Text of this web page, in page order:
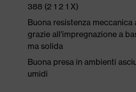
388 (2 1 2 1 X)
Buona resistenza meccanica
grazie all'impregnazione a
ma solida
Buona presa in ambienti
umidi